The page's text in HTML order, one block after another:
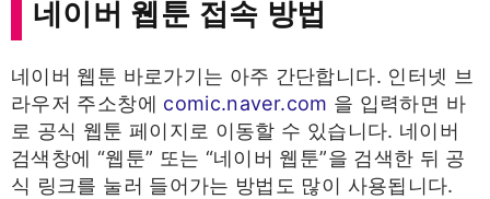
네이버 웹툰 접속 방법
네이버 웹툰 바로가기는 아주 간단합니다. 인터넷 브
라우저 주소창에 comic.naver.com 을 입력하면 바
로 공식 웹툰 페이지로 이동할 수 있습니다. 네이버
검색창에 “웹툰” 또는 “네이버 웹툰”을 검색한 뒤 공
식 링크를 눌러 들어가는 방법도 많이 사용됩니다.